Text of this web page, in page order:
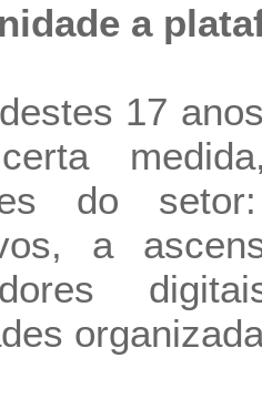
a
17
medida,
do
a